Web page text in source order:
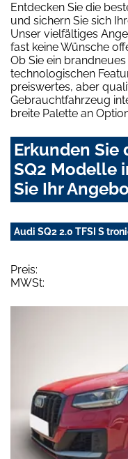
Entdecken Sie die
und sichern Sie sich
Unser vielfältiges
fast keine Wünsche
Ob Sie ein
technologischen
preiswertes, aber
Gebrauchtfahrzeug
breite Palette an
Erkunden Sie
SQ2 Modelle
Sie Ihr
Audi SQ2 2.0 TFSI S
Preis:
MWSt: